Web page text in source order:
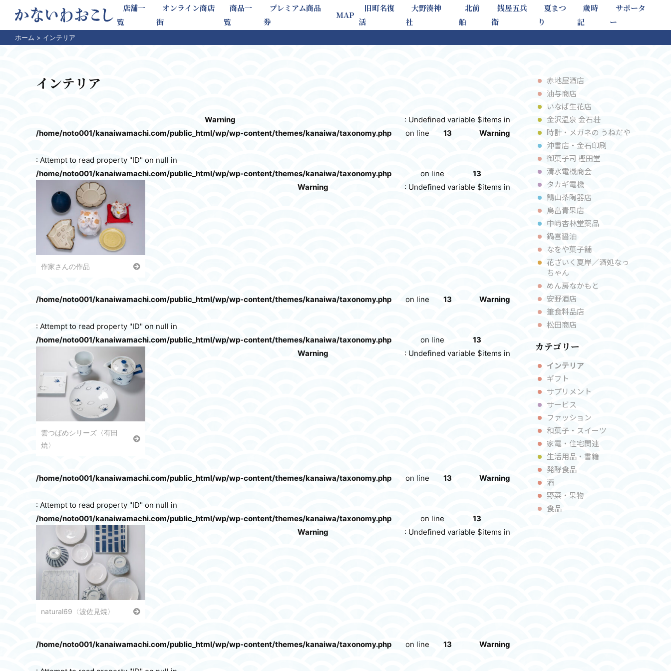
店舗一
覧
オンライン商店
街
商品一
覧
プレミアム商品
券
MAP
旧町名復
活
大野湊神
社
北前
船
銭屋五兵
衛
夏まつ
り
歳時
記
サポータ
ー
ホーム > インテリア
インテリア
Warning
: Undefined variable $items in
/home/noto001/kanaiwamachi.com/public_html/wp/wp-content/themes/kanaiwa/taxonomy.php
on line 13 Warning
: Attempt to read property "ID" on null in
/home/noto001/kanaiwamachi.com/public_html/wp/wp-content/themes/kanaiwa/taxonomy.php
on line 13
作家さんの作品
Warning : Undefined variable $items in
/home/noto001/kanaiwamachi.com/public_html/wp/wp-content/themes/kanaiwa/taxonomy.php on line 13 Warning
: Attempt to read property "ID" on null in
/home/noto001/kanaiwamachi.com/public_html/wp/wp-content/themes/kanaiwa/taxonomy.php
on line 13
雲つばめシリーズ〈有田
焼〉
Warning : Undefined variable $items in
/home/noto001/kanaiwamachi.com/public_html/wp/wp-content/themes/kanaiwa/taxonomy.php on line 13 Warning
: Attempt to read property "ID" on null in
/home/noto001/kanaiwamachi.com/public_html/wp/wp-content/themes/kanaiwa/taxonomy.php
on line 13
natural69〈波佐見焼〉
Warning : Undefined variable $items in
/home/noto001/kanaiwamachi.com/public_html/wp/wp-content/themes/kanaiwa/taxonomy.php on line 13 Warning
赤地屋酒店
油与商店
いなば⽣花店
金沢温泉 金石荘
時計・メガネの うねだや
沖書店・⾦⽯印刷
御菓子司 樫⽥堂
清⽔電機商会
タカギ電機
鶴⼭茶陶器店
⿃畠⻘果店
中﨑杏林堂薬品
鍋喜醤油
なをや菓⼦舗
花ざいく夏岸／酒処なっ
ちゃん
めん房なかもと
安野酒店
筆⾷料品店
松田商店
カテゴリー
インテリア
ギフト
サプリメント
サービス
ファッション
和菓子・スイーツ
家電・住宅関連
生活用品・書籍
発酵食品
酒
野菜・果物
食品